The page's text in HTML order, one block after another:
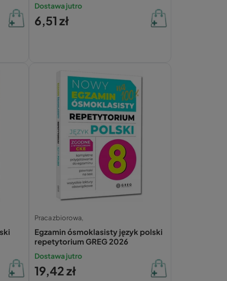
Dostawa jutro
6,51 zł
Praca zbiorowa,
Egzamin ósmoklasisty język polski
repetytorium GREG 2026
Dostawa jutro
19,42 zł